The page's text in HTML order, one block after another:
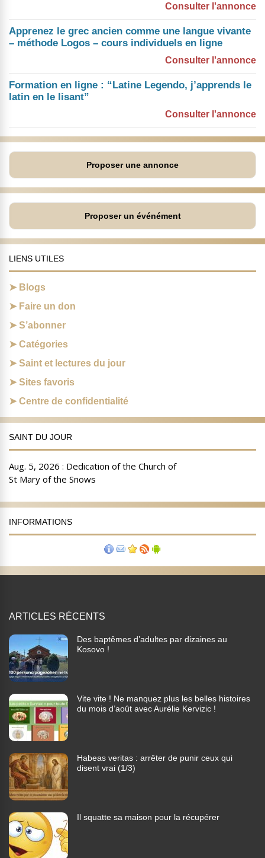
Consulter l'annonce
Apprenez le grec ancien comme une langue vivante
– méthode Logos – cours individuels en ligne
Consulter l'annonce
Formation en ligne : “Latine Legendo, j’apprends le
latin en le lisant”
Consulter l'annonce
Proposer une annonce
Proposer un événément
LIENS UTILES
Blogs
Faire un don
S’abonner
Catégories
Saint et lectures du jour
Sites favoris
Centre de confidentialité
SAINT DU JOUR
INFORMATIONS
ARTICLES RÉCENTS
Des baptêmes d’adultes par dizaines au
Kosovo !
Vite vite ! Ne manquez plus les belles histoires
du mois d’août avec Aurélie Kervizic !
Habeas veritas : arrêter de punir ceux qui
disent vrai (1/3)
Il squatte sa maison pour la récupérer